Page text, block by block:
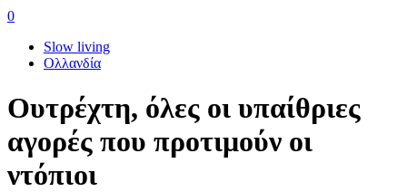
0
Slow living
Ολλανδία
Ουτρέχτη, όλες οι υπαίθριες
αγορές που προτιμούν οι
ντόπιοι